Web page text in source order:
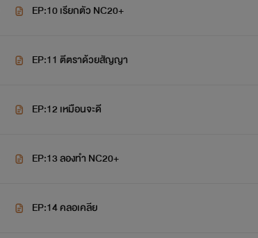
EP:10 เรียกตัว NC20+
EP:11 ตีตราด้วยสัญญา
EP:12 เหมือนจะดี
EP:13 ลองทำ NC20+
EP:14 คลอเคลีย